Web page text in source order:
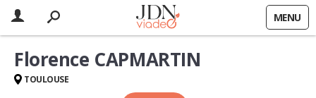
MENU
Florence CAPMARTIN
TOULOUSE